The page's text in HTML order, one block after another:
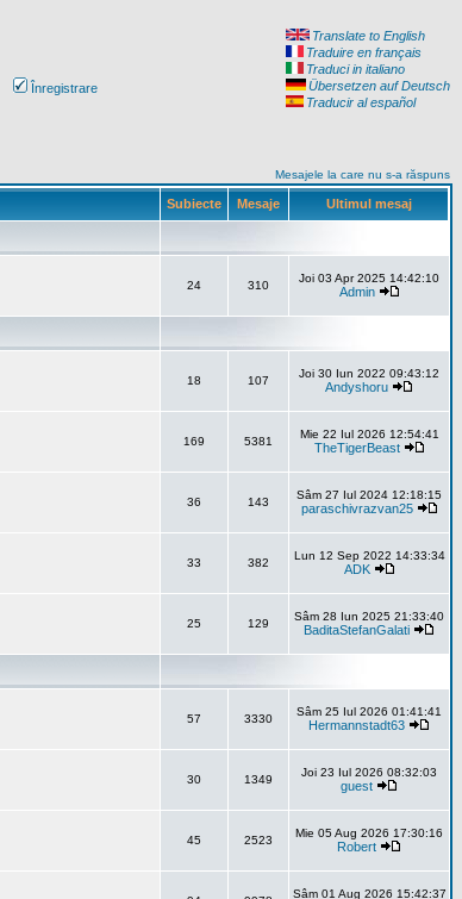
Înregistrare
Translate to English
Traduire en français
Traduci in italiano
Übersetzen auf Deutsch
Traducir al español
Mesajele la care nu s-a răspuns
Subiecte Mesaje Ultimul mesaj
24 310
Joi 03 Apr 2025 14:42:10
Admin
18 107
Joi 30 Iun 2022 09:43:12
Andyshoru
169 5381
Mie 22 Iul 2026 12:54:41
TheTigerBeast
36 143
Sâm 27 Iul 2024 12:18:15
paraschivrazvan25
33 382
Lun 12 Sep 2022 14:33:34
ADK
25 129
Sâm 28 Iun 2025 21:33:40
BaditaStefanGalati
57 3330
Sâm 25 Iul 2026 01:41:41
Hermannstadt63
30 1349
Joi 23 Iul 2026 08:32:03
guest
45 2523
Mie 05 Aug 2026 17:30:16
Robert
Sâm 01 Aug 2026 15:42:37